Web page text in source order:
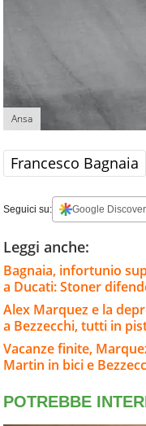
Ansa
Francesco Bagnaia
Seguici su: Google Discover
Leggi anche:
Bagnaia, infortunio
a Ducati: Stoner
Alex Marquez e la
a Bezzecchi, tutti in
Vacanze finite,
Martin in bici e